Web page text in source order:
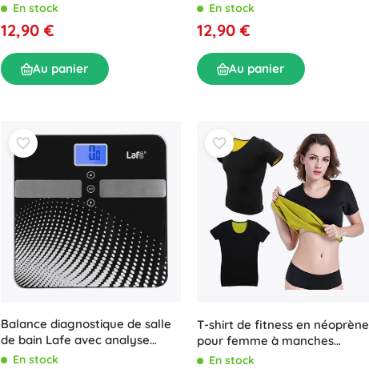
En stock
12,90 €
Au panier
En stock
12,90 €
Au panier
Balance diagnostique de salle
de bain Lafe avec analyse
corporelle
En stock
T-shirt de fitness en néoprène
pour femme à manches
courtes – XL
En stock